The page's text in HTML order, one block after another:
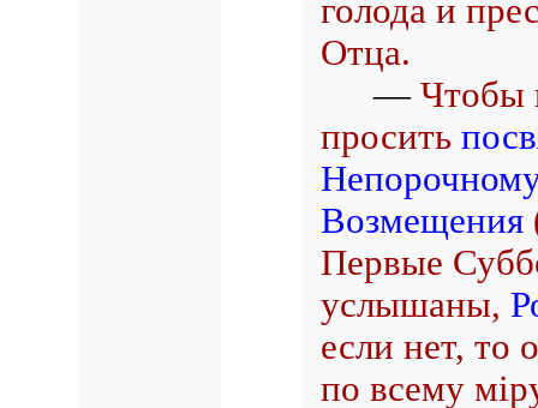
голода и
Отца.
— Чтобы
просить
Возмещения
Первые
услышаны,
если нет, то
по всему